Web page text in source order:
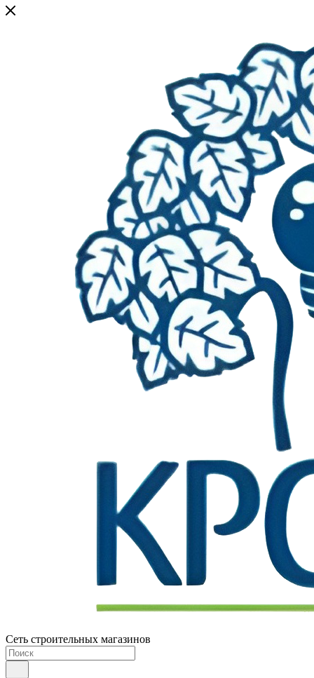
Сеть строительных магазинов